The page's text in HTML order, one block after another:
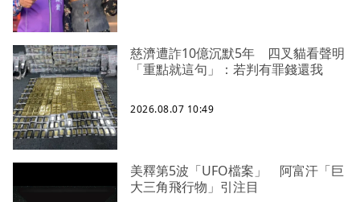
慈濟遭詐10億沉默5年 四叉貓看聲明
「重點就這句」：若判有罪錢還我
2026.08.07 10:49
美釋第5波「UFO檔案」 阿富汗「巨
大三角飛行物」引注目